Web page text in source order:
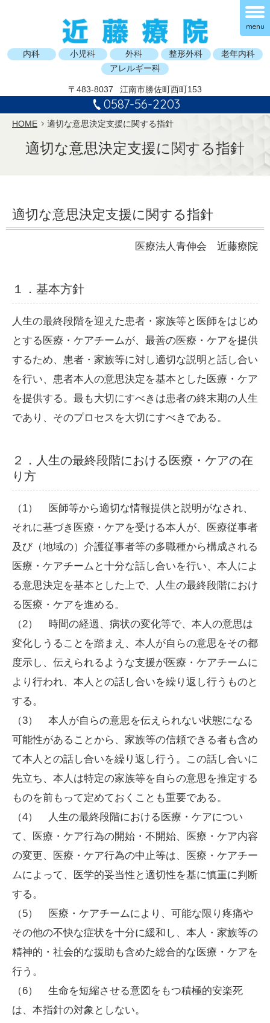
内科 小児科 外科 整形外科
老年内科
アレルギー科
〒483-8037 江南市勝佐町西町153
0587-56-2203
menu
HOME 適切な意思決定支援に関する指針
適切な意思決定支援に関する指針
適切な意思決定支援に関する指針
医療法人青伸会 近藤療院
１．基本方針
人生の最終段階を迎えた患者・家族等と医師をはじめ
とする医療・ケアチームが、最善の医療・ケアを提供
するため、患者・家族等に対し適切な説明と話し合い
を行い、患者本人の意思決定を基本とした医療・ケア
を提供する。最も大切にすべきは患者の終末期の人生
であり、そのプロセスを大切にすべきである。
２．人生の最終段階における医療・ケアの在
り方
（1） 医師等から適切な情報提供と説明がなされ、
それに基づき医療・ケアを受ける本人が、医療従事者
及び（地域の）介護従事者等の多職種から構成される
医療・ケアチームと十分な話し合いを行い、本人によ
る意思決定を基本とした上で、人生の最終段階におけ
る医療・ケアを進める。
（2） 時間の経過、病状の変化等で、本人の意思は
変化しうることを踏まえ、本人が自らの意思をその都
度示し、伝えられるような支援が医療・ケアチームに
より行われ、本人との話し合いを繰り返し行うものと
する。
（3） 本人が自らの意思を伝えられない状態になる
可能性があることから、家族等の信頼できる者も含め
て本人との話し合いを繰り返し行う。この話し合いに
先立ち、本人は特定の家族等を自らの意思を推定する
ものを前もって定めておくことも重要である。
（4） 人生の最終段階における医療・ケアについ
て、医療・ケア行為の開始・不開始、医療・ケア内容
の変更、医療・ケア行為の中止等は、医療・ケアチー
ムによって、医学的妥当性と適切性を基に慎重に判断
する。
（5） 医療・ケアチームにより、可能な限り疼痛や
その他の不快な症状を十分に緩和し、本人・家族等の
精神的・社会的な援助も含めた総合的な医療・ケアを
行う。
（6） 生命を短縮させる意図をもつ積極的安楽死
は、本指針の対象としない。